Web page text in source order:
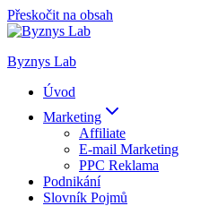
Přeskočit na obsah
Byznys Lab
Úvod
Marketing
Affiliate
E-mail Marketing
PPC Reklama
Podnikání
Slovník Pojmů